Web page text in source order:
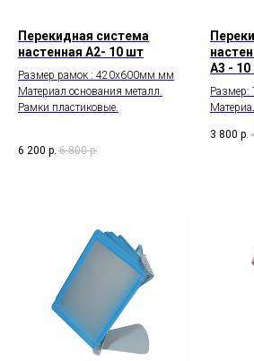
Перекидная система
настенная А2- 10 шт
Размер рамок : 420х600мм мм
Материал основания металл.
Рамки пластиковые.
6 200 р. 6 800 р.
А3 -
Размер:
3 800 р.